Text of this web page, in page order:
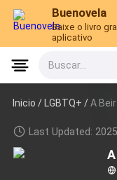
Buenovela
Baixe o livro
aplicativo
Buscar...
Inicio /LGBTQ+ /A
Last Updated: